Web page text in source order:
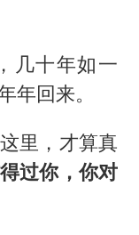
几十年如一
年回来。
里，才算真
过你，你对